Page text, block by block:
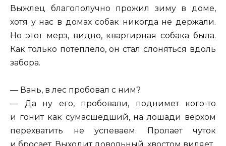
Выжлец благополучно прожил зиму в доме,
хотя у нас в домах собак никогда не держали.
Но этот мерз, видно, квартирная собака была.
Как только потеплело, он стал слоняться вдоль
забора.
— Вань, в лес пробовал с ним?
— Да ну его, пробовали, поднимет кого-то
и гонит как сумасшедший, на лошади верхом
перехватить не успеваем. Пролает чуток